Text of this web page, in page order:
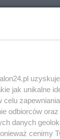
jak unikalne
odbiorców oraz
danych
cenimy